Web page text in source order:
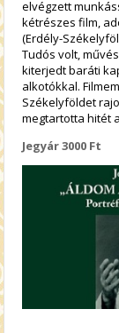
elvégzett
kétrészes film,
(Erdély-
Tudós volt,
kiterjedt baráti
alkotókkal.
Székelyföldet
megtartotta hitét
Jegyár 3000 Ft